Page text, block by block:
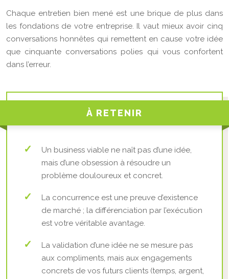
Chaque entretien bien mené est une brique de plus dans
les fondations de votre entreprise. Il vaut mieux avoir cinq
conversations honnêtes qui remettent en cause votre idée
que cinquante conversations polies qui vous confortent
dans l’erreur.
À RETENIR
Un business viable ne naît pas d’une idée,
mais d’une obsession à résoudre un
problème douloureux et concret.
La concurrence est une preuve d’existence
de marché ; la différenciation par l’exécution
est votre véritable avantage.
La validation d’une idée ne se mesure pas
aux compliments, mais aux engagements
concrets de vos futurs clients (temps, argent,